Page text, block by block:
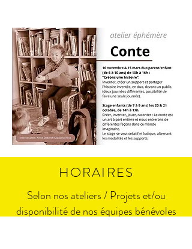
HORAIRES
Selon nos ateliers / Projets et/ou
disponibilité de nos équipes bénévoles